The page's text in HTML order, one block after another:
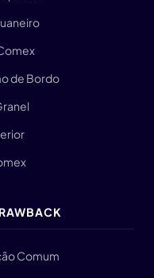
de Bordo
Comum